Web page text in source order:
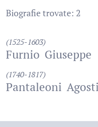
Biografie trovate: 2
(1525-1603)
Furnio Giuseppe
(1740-1817)
Pantaleoni